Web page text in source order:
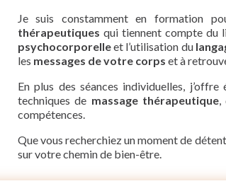
Je suis constamment en formation
thérapeutiques qui tiennent compte du
psychocorporelleet l’utilisation du
les messages de votre corps et à
En plus des séances individuelles, j’offre
techniques de massage thérapeutique,
compétences.
Que vous recherchiez un moment de
sur votre chemin de bien-être.